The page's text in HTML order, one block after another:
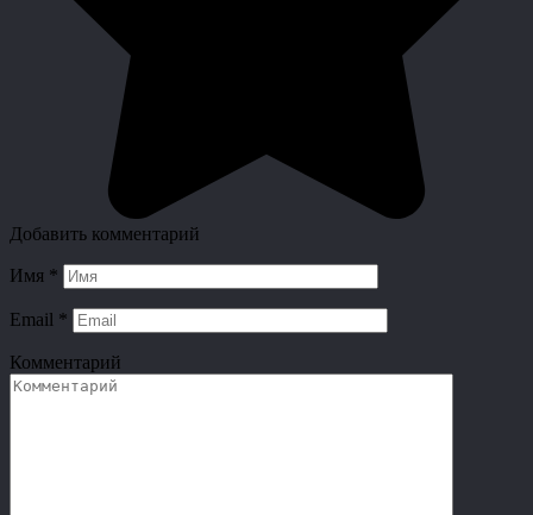
Добавить комментарий
Имя *
Email *
Комментарий